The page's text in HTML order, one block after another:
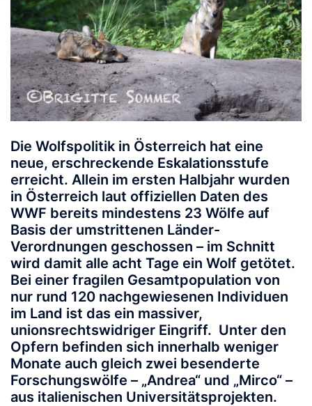
Die Wolfspolitik in Österreich hat eine
neue, erschreckende Eskalationsstufe
erreicht. Allein im ersten Halbjahr wurden
in Österreich laut offiziellen Daten des
WWF bereits mindestens 23 Wölfe auf
Basis der umstrittenen Länder-
Verordnungen geschossen – im Schnitt
wird damit alle acht Tage ein Wolf getötet.
Bei einer fragilen Gesamtpopulation von
nur rund 120 nachgewiesenen Individuen
im Land ist das ein massiver,
unionsrechtswidriger Eingriff. Unter den
Opfern befinden sich innerhalb weniger
Monate auch gleich zwei besenderte
Forschungswölfe – „Andrea“ und „Mirco“ –
aus italienischen Universitätsprojekten.